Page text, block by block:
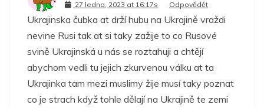
27 ledna, 2023 at 16:17s Odpovědět
Ukrajinska čubka at drží hubu na Ukrajině vraždi
nevine Rusi tak at si taky zažije to co Rusové
svině Ukrajinská u nás se roztahuji a chtějí
abychom vedli tu jejich zkurvenou válku at ta
Ukrajinka tam mezi muslimy žije musí taky poznat
co je strach když tohle dělají na Ukrajině te zemi